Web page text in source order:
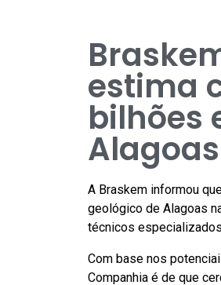
estima
bilhões
Alagoas
A Braskem informou
geológico de Alagoas
técnicos
Com base nos
Companhia é de que